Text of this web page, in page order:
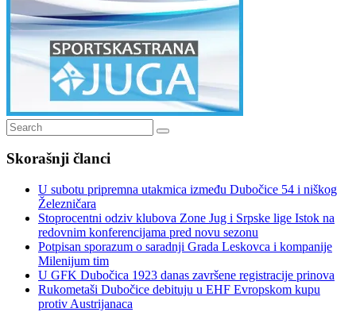
Search
for:
Search
Skorašnji članci
U subotu pripremna utakmica između Dubočice 54 i niškog
Železničara
Stoprocentni odziv klubova Zone Jug i Srpske lige Istok na
redovnim konferencijama pred novu sezonu
Potpisan sporazum o saradnji Grada Leskovca i kompanije
Milenijum tim
U GFK Dubočica 1923 danas završene registracije prinova
Rukometaši Dubočice debituju u EHF Evropskom kupu
protiv Austrijanaca